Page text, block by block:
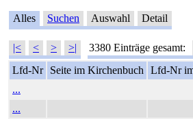
Alles Suchen Auswahl Detail
|< < > >| 3380 Einträge gesamt:
Lfd-Nr
Seite im Kirchenbuch Lfd-Nr
...
...